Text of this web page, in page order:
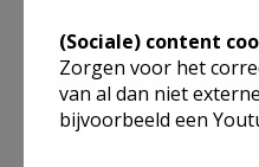
(Sociale) content
Zorgen voor het
van al dan niet
bijvoorbeeld een